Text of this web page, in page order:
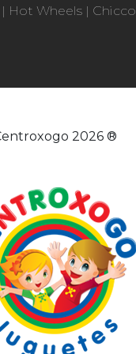
| Hot Wheels | Chicco
2026 ®